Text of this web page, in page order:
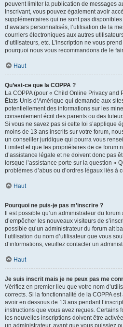
peuvent limiter la publication de messages
inscrivant, vous pouvez également avoir
supplémentaires qui ne sont pas
d’avatars personnalisés, l’utilisation de la
courriers électroniques aux autres
d’utilisateurs, etc. L’inscription ne vous
pourquoi nous vous recommandons de le
Haut
Qu’est-ce que la COPPA ?
La COPPA (pour « Child Online Privacy and
États-Unis d’Amérique qui demande aux
potentiellement des informations sur les
consentement écrit des parents ou des
Si vous ne savez pas si cette loi s’applique
moins de 13 ans inscrits sur votre forum,
un conseiller juridique qui pourra vous
Limited et que les propriétaires de ce forum
d’assistance légale et ne doivent donc pas
lorsque l’assistance porte sur la question «
problèmes d’abus ou d’ordres légaux liés à
Haut
Pourquoi ne puis-je pas m’inscrire ?
Il est possible qu’un administrateur du
d’empêcher les nouveaux visiteurs de
possible qu’un administrateur du forum ait
l’utilisation du nom d’utilisateur que vous
d’informations, veuillez contacter un
Haut
Je suis inscrit mais je ne peux pas me
Vérifiez en premier lieu que votre nom
corrects. Si la fonctionnalité de la COPPA
avoir en dessous de 13 ans pendant
instructions que vous avez reçues. Certains
les nouvelles inscriptions doivent être
un administrateur, avant que vous puissiez